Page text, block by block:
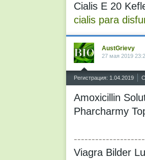
Cialis E 20
cialis para
AustGrievy
27 мая 2019
Регистрация: 1.04.2019
Amoxicillin
Pharcharmy
--------------------
Viagra Bilder